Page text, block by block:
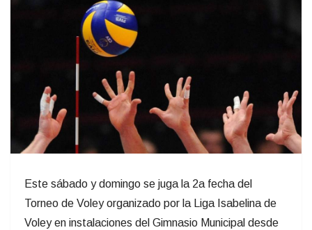
Este sábado y domingo se juga la 2a fecha del
Torneo de Voley organizado por la Liga Isabelina de
Voley en instalaciones del Gimnasio Municipal desde